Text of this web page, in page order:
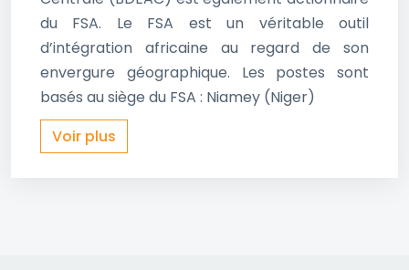
du FSA. Le FSA est un véritable outil
d’intégration africaine au regard de son
envergure géographique. Les postes sont
basés au siège du FSA : Niamey (Niger)
Voir plus